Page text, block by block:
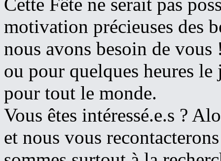
Cette Fête ne serait pas
motivation précieuses des
nous avons besoin de
ou pour quelques heures
pour tout le monde.
Vous êtes intéressé.e.s ?
et nous vous